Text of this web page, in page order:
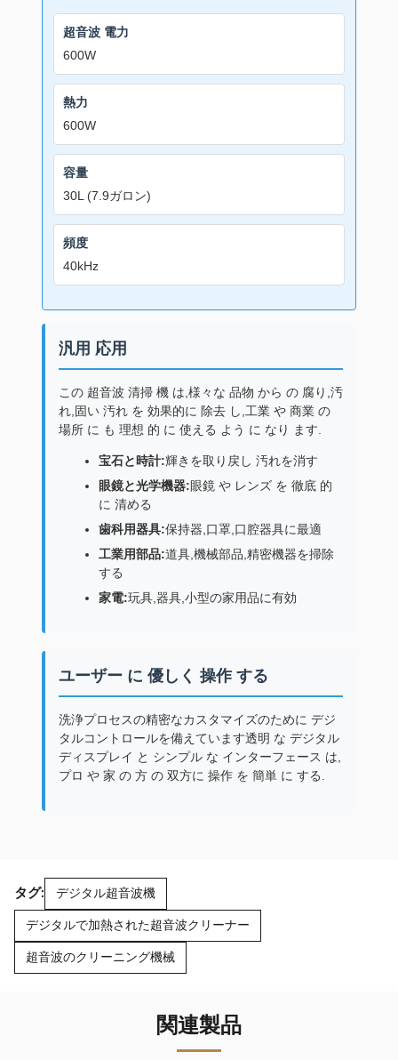
超音波 電力
600W
熱力
600W
容量
30L (7.9ガロン)
頻度
40kHz
汎用 応用
この 超音波 清掃 機 は,様々な 品物 から の 腐り,汚
れ,固い 汚れ を 効果的に 除去 し,工業 や 商業 の
場所 に も 理想 的 に 使える よう に なり ます.
宝石と時計:輝きを取り戻し 汚れを消す
眼鏡と光学機器:眼鏡 や レンズ を 徹底 的
に 清める
歯科用器具:保持器,口罩,口腔器具に最適
工業用部品:道具,機械部品,精密機器を掃除
する
家電:玩具,器具,小型の家用品に有効
ユーザー に 優しく 操作 する
洗浄プロセスの精密なカスタマイズのために デジ
タルコントロールを備えています透明 な デジタル
ディスプレイ と シンプル な インターフェース は,
プロ や 家 の 方 の 双方に 操作 を 簡単 に する.
タグ: デジタル超音波機
デジタルで加熱された超音波クリーナー
超音波のクリーニング機械
関連製品